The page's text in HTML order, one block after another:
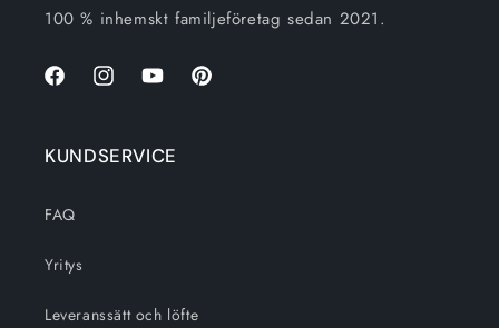
100 % inhemskt familjeföretag sedan 2021.
FacebookInstagramYoutubePinterest
KUNDSERVICE
FAQ
Yritys
Leveranssätt och löfte